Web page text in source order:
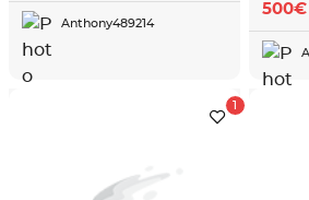
Anthony489214
500€